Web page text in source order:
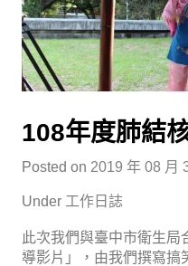
108年度肺結
Posted on 2019 年 08 月
Under 工作日誌
此次我們與臺中市衛生局
導影片」，由我們撰寫搞